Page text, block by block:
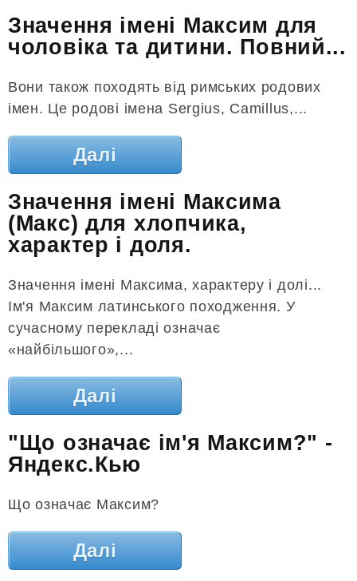
Значення імені Максим для
чоловіка та дитини. Повний...
Вони також походять від римських родових
імен. Це родові імена Sergius, Camillus,...
Далі
Значення імені Максима
(Макс) для хлопчика,
характер і доля.
Значення імені Максима, характеру і долі...
Ім'я Максим латинського походження. У
сучасному перекладі означає
«найбільшого»,...
Далі
"Що означає ім'я Максим?" -
Яндекс.Кью
Що означає Максим?
Далі